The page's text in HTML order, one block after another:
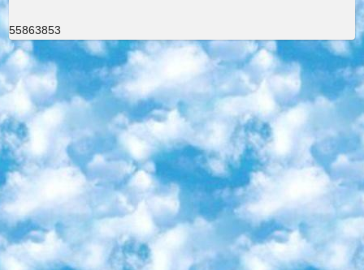
55863853